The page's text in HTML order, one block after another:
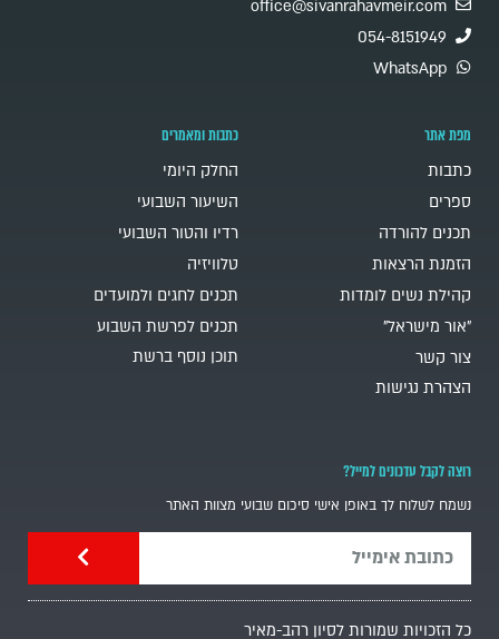
office@sivanrahavmeir.com
054-8151949
WhatsApp
מפת אתר
כתבות
ספרים
תכנים להורדה
הזמנת הרצאות
קהילת נשים לומדות
"אור מישראל"
צור קשר
הצהרת נגישות
כתבות ומאמרים
החלק היומי
השיעור השבועי
רדיו והטור השבועי
טלוויזיה
תכנים לחגים ולמועדים
תכנים לפרשת השבוע
תוכן נוסף ברשת
רוצה לקבל עדכונים למייל?
נשמח לשלוח לך באופן אישי סיכום שבועי מצוות האתר
כל הזכויות שמורות לסיון רהב-מאיר